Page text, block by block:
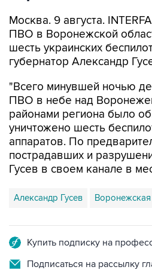
Москва. 9 августа.
ПВО в Воронежской
шесть украинских
губернатор Александр
"Всего минувшей ночью
ПВО в небе над
районами региона было
уничтожено шесть
аппаратов. По
пострадавших и
Гусев в своем канале в
Александр Гусев Воронежская
Купить подписку на
Подписаться на рассылку